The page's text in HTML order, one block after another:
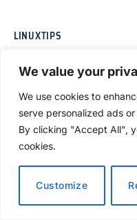
We value your
We use cookies to
serve personalized ads
By clicking "Accept All",
cookies.
Customize
LINUXTIPS
22 oktober, 2021 1 Min